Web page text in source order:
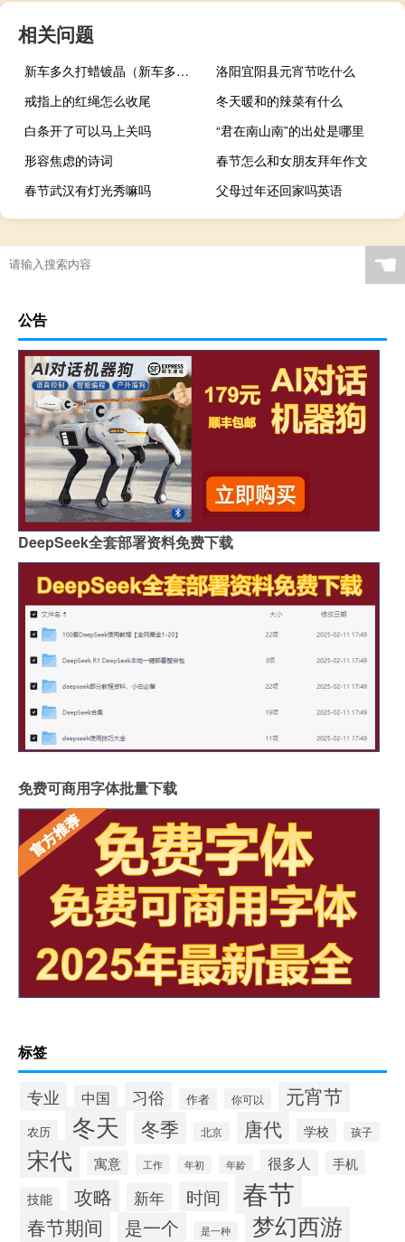
相关问题
新车多久打蜡镀晶（新车多久打蜡）
洛阳宜阳县元宵节吃什么
戒指上的红绳怎么收尾
冬天暖和的辣菜有什么
白条开了可以马上关吗
“君在南山南”的出处是哪里
形容焦虑的诗词
春节怎么和女朋友拜年作文
春节武汉有灯光秀嘛吗
父母过年还回家吗英语
☚
公告
DeepSeek全套部署资料免费下载
免费可商用字体批量下载
标签
专业 中国 习俗 作者 你可以 元宵节
农历 冬天 冬季 北京 唐代 学校 孩子
宋代 寓意 工作 年初 年龄 很多人 手机
技能 攻略 新年 时间 春节
春节期间 是一个 是一种 梦幻西游